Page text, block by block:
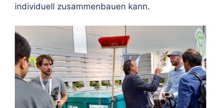
individuell zusammenbauen kann.